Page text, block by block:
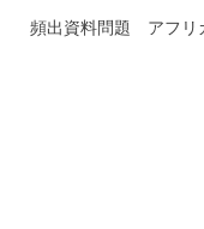
頻出資料問題 アフリ